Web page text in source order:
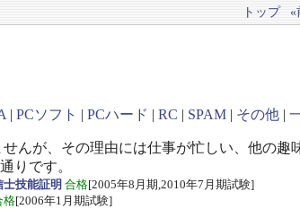
トップ «
| PCソフト | PCハード | RC | SPAM | その他 |
んが、その理由には仕事が忙しい、他の
りです。
技能証明 合格[2005年8月期,2010年7月期試験]
格[2006年1月期試験]